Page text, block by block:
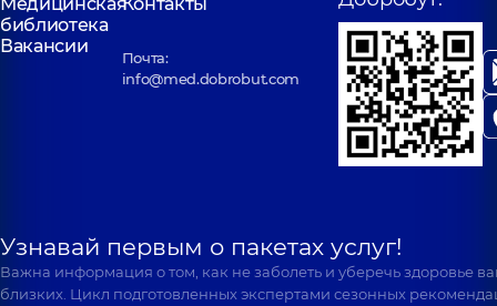
библиотека
Вакансии
Почта:
info@med.dobrobut.com
Узнавай первым о пакетах услуг!
Важна информация о том, как не заболеть и уберечь здоровье
близких. Цикл подготовленных экспертами сезонных